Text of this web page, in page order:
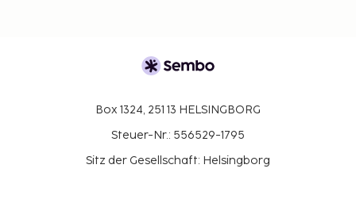
Box 1324, 251 13 HELSINGBORG
Steuer-Nr.: 556529-1795
Sitz der Gesellschaft: Helsingborg